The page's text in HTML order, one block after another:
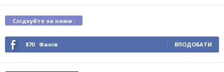
Слідкуйте за нами :
870 Фанів ВПОДОБАТИ